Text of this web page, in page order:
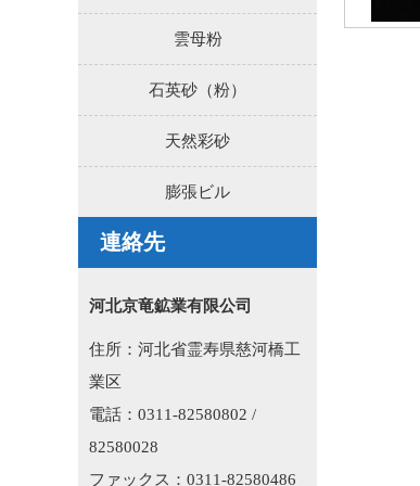
雲母粉
石英砂（粉）
天然彩砂
膨張ビル
連絡先
河北京竜鉱業有限公司
住所：河北省霊寿県慈河橋工
業区
電話：0311-82580802 /
82580028
ファックス：0311-82580486